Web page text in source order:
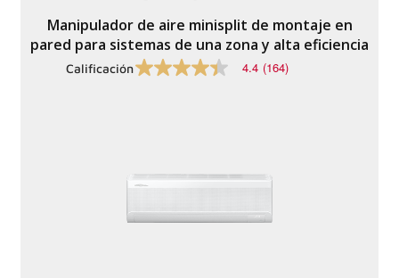
enlace
de
la
página.
Manipulador de aire minisplit de montaje en
pared para sistemas de una zona y alta eficiencia
Calificación4.4
promedio.
Lea
reseñas
4.4 (164)